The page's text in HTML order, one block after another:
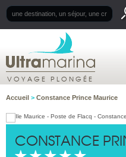
VOYAGE PLONGÉE
Accueil > Constance Prince Maurice
CONSTANCE